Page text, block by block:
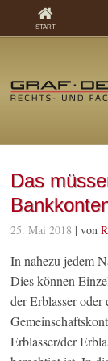
Das
25. Mai 2018 | von
In nahezu jedem
Dies können
der Erblasser
Erblasser/der
START